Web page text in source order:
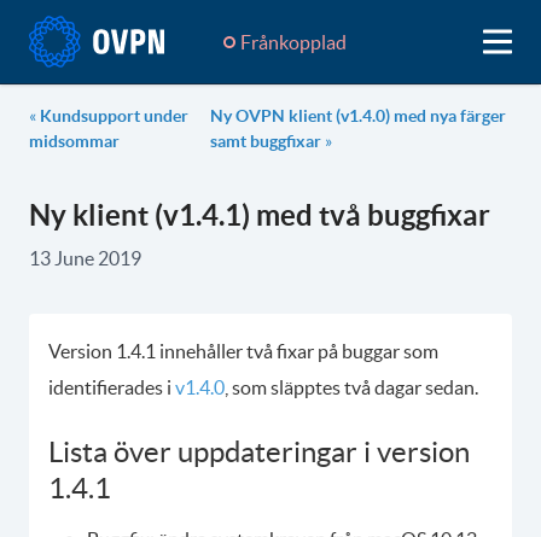
Frånkopplad
« Kundsupport under
midsommar
Ny OVPN klient (v1.4.0) med nya färger
samt buggfixar »
Ny klient (v1.4.1) med två buggfixar
13 June 2019
Version 1.4.1 innehåller två fixar på buggar som
identifierades i v1.4.0 , som släpptes två dagar sedan.
Lista över uppdateringar i version
1.4.1